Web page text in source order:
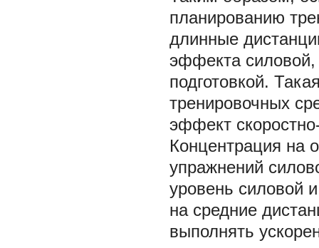
планированию
длинные
эффекта силовой,
подготовкой.
тренировочных
эффект
Концентрация на
упражнений
уровень силовой
на средние
выполнять